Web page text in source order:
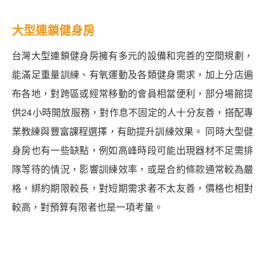
大型連鎖健身房
台灣大型連鎖健身房擁有多元的設備和完善的空間規劃，
能滿足重量訓練、有氧運動及各類健身需求，加上分店遍
布各地，對跨區或經常移動的會員相當便利，部分場館提
供24小時開放服務，對作息不固定的人十分友善，搭配專
業教練與豐富課程選擇，有助提升訓練效果。 同時大型健
身房也有一些缺點，例如高峰時段可能出現器材不足需排
隊等待的情況，影響訓練效率，或是合約條款通常較為嚴
格，綁約期限較長，對短期需求者不太友善，價格也相對
較高，對預算有限者也是一項考量。